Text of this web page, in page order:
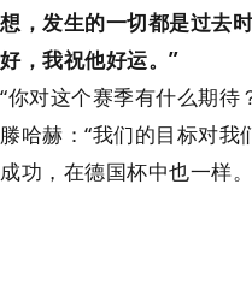
想，发生的一切都是过去
好，我祝他好运。”
“你对这个赛季有什么期待
滕哈赫：“我们的目标对
成功，在德国杯中也一样